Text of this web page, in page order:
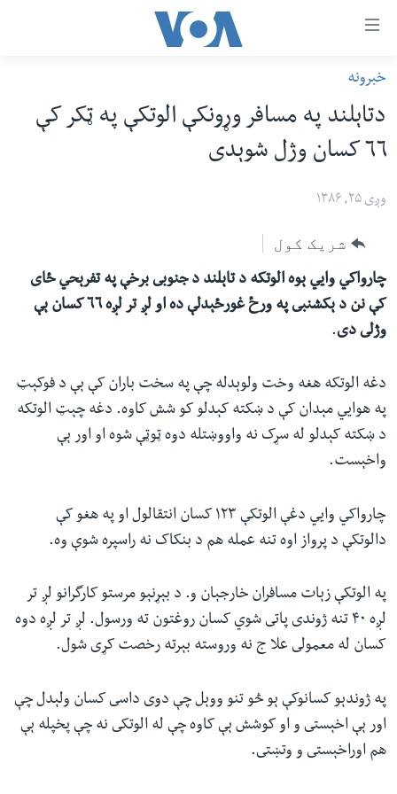
رسي
وړ
اتصالات
متن
شئ
عمومي
لارښود
لاړ
شئ
لټون
ځای
لاړ
شئ
افغانستان
سیمه
امریکا
ښځې او نجونې
ځوانان
د بیان ازادي
سرمقاله
له مونږ سره په تماس کې پاتې شئ
ژبې
خبرونه
دتاېلند په مسافر وړونکې الوتکې په ټکر کې
٦٦ کسان وژل شوېدى
وږی ۲۵, ۱۳۸۶
شریک کول
چارواکي وايي ېوه الوتکه د تاېلند د جنوبى برخې په تفرېحي ځاى
کې نن د ېکشنبى په ورځ غورځېدلې ده او لږ تر لږه ٦٦ کسان ېې
وژلى دى.
دغه الوتکه هغه وخت ولوېدله چې په سخت باران کې ېې د فوکېټ
په هوايي مېدان کې د ښکته کېدلو کو شش کاوه. دغه چېټ الوتکه
د ښکته کېدلو له سړک نه واووښتله دوه ټوټې شوه او اور ېې
واخېست.
چارواکي وايي دغې الوتکې ١٢٣ کسان انتقالول او په هغو کې
دالوتکې د پرواز اوه تنه عمله هم د بنکاک نه راسپره شوې وه.
په الوتکې زېات مسافران خارجېان و. د بېړنېو مرستو کارگرانو لږ تر
لږه ۴٠ تنه ژوندى پاتى شوي کسان روغتون ته ورسول. لږ تر لږه دوه
کسان له معمولى علا ج نه وروسته بېرته رخصت کړى شول.
په ژوندېو کسانوکې ېو څو تنو ووېل چې دوى داسى کسان ولېدل چې
اور ېې اخېستى و او کوشش ېې کاوه چې له الوتکى نه چې پخپله ېې
هم اوراخېستى و وتښتى.